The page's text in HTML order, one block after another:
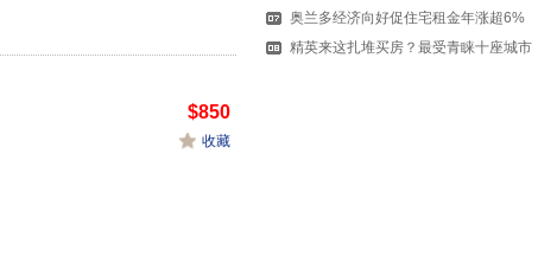
$850
收藏
奥兰多经济向好促住宅租金年涨超6%
精英来这扎堆买房？最受青睐十座城市